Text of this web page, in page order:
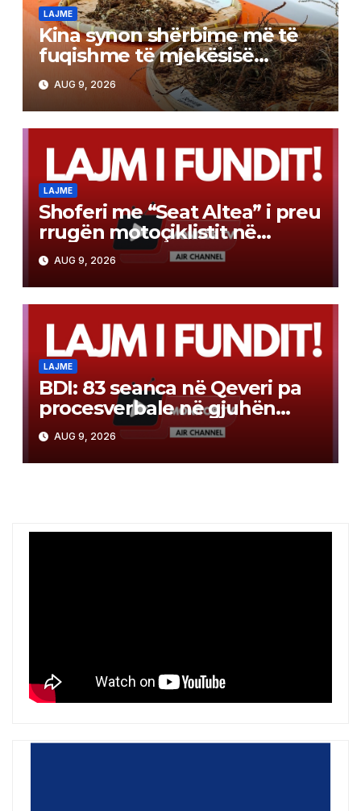
LAJME
Kina synon shërbime më të
fuqishme të mjekësisë
tradicionale
AUG 9, 2026
LAJME
Shoferi me “Seat Altea” i preu
rrugën motoçiklistit në
Radishan, ai për të shmangur
përplasjen goditi një
automjet tjetër – humbi jetën
19-vjeçari
AUG 9, 2026
LAJME
BDI: 83 seanca në Qeveri pa
procesverbale në gjuhën
shqipe
AUG 9, 2026